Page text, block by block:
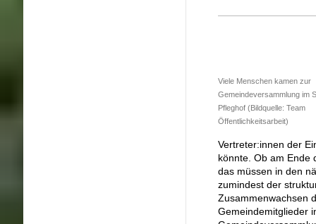
Viele Menschen kamen zur
Gemeindeversammlung im
Pfleghof (Bildquelle: Team
Öffentlichkeitsarbeit)
Vertreter:innen der
könnte. Ob am Ende
das müssen in den
zumindest der
Zusammenwachsen
Gemeindemitglieder